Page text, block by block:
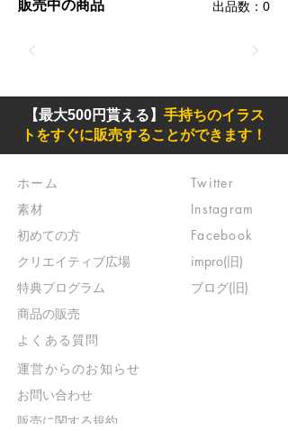
販売中の商品 ​出品数：0
【最大500円貰える】 手持ちのイラス
トをすぐに販売することができます！
ホーム
素材
初めての方
​クリエイティブ広場
​特典プログラム
​商品の販売
よくある質問
Twitter
Instagram
Facebook
impro(旧)​
ブログ(旧)
​運営からのお知らせ
お問い合わせ
​販売に関する規約